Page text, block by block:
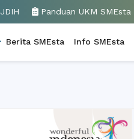
JDIH Panduan UKM SMEsta
Berita SMEsta Info SMEsta